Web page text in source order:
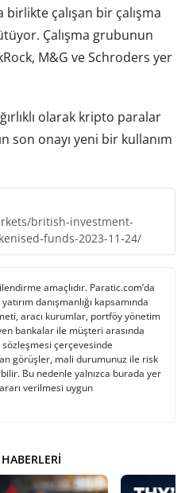
birlikte çalışan bir çalışma
Çalışma grubunun
M&G ve Schroders yer
olarak kripto paralar
son onayı yeni bir kullanım
british-investment-
funds-2023-11-24/
amaçlıdır. Paratic.com’da
danışmanlığı kapsamında
aracı kurumlar, portföy yönetim
bankalar ile müşteri arasında
sözleşmesi çerçevesinde
görüşler, mali durumunuz ile risk
Bu nedenle yalnızca burada yer
verilmesi uygun